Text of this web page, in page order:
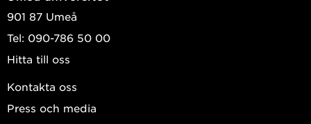
901 87 Umeå
Tel: 090-786 50 00
Hitta till oss
Kontakta oss
Press och media